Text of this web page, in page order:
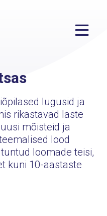
lugusid ja
rikastavad laste
mõisteid ja
lood
loomade teisi,
kuni 10-aastaste